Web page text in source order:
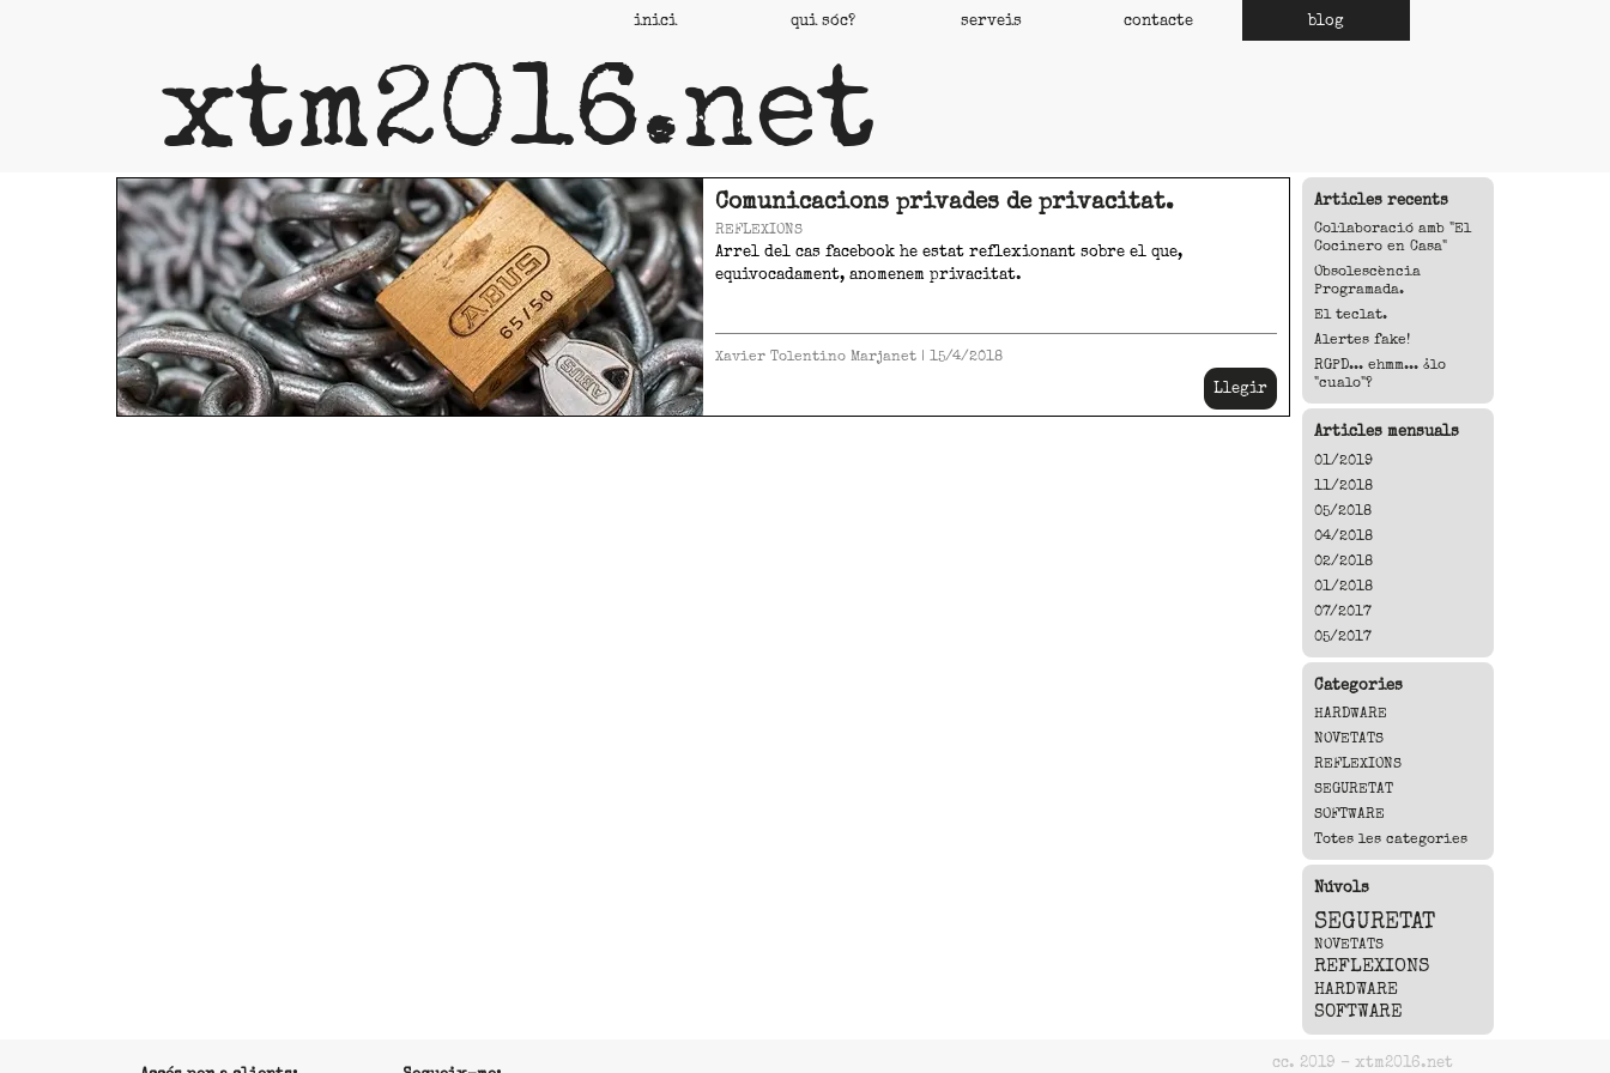
inici qui sóc? serveis contacte blog
xtm2016.net
Comunicacions privades de privacitat.
REFLEXIONS
Arrel del cas facebook he estat reflexionant sobre el que,
equivocadament, anomenem privacitat.
Xavier Tolentino Marjanet | 15/4/2018
Llegir
Articles recents
Col·laboració amb "El
Cocinero en Casa"
Obsolescència
Programada.
El teclat.
Alertes fake!
RGPD... ehmm... ¿lo
"cualo"?
Articles mensuals
01/2019
11/2018
05/2018
04/2018
02/2018
01/2018
07/2017
05/2017
Categories
HARDWARE
NOVETATS
REFLEXIONS
SEGURETAT
SOFTWARE
Totes les categories
Núvols
SEGURETAT
NOVETATS
REFLEXIONS
HARDWARE
SOFTWARE
cc. 2019 - xtm2016.net